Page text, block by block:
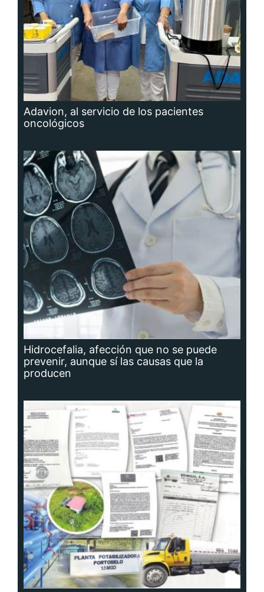
Adavion, al servicio de los pacientes
oncológicos
Hidrocefalia, afección que no se puede
prevenir, aunque sí las causas que la
producen